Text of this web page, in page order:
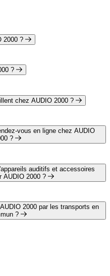
2000 ?
?
chez AUDIO 2000 ?
2000
vous en ligne chez AUDIO
?
un rendez-vous en ligne.
auditifs et accessoires
AUDIO 2000 ?
2000 par les transports en
?